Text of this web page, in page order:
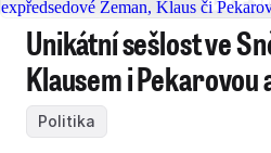
Unikátní sešlost ve
Klausem i Pekarovou
Politika